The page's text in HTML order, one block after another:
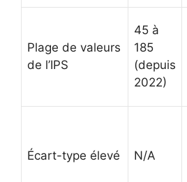
Plage de valeurs
de l’IPS
45 à
185
(depuis
2022)
Écart-type élevé N/A